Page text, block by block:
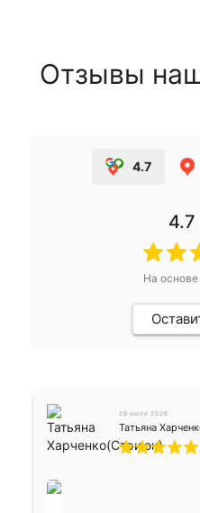
Отзывы
4.7
4.7
На основе
29 июля 2026
Татьяна